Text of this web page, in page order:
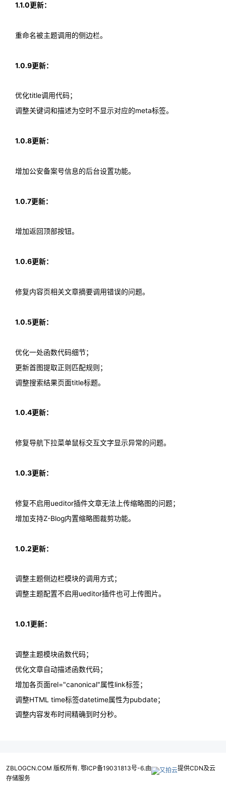
1.1.0更新：
重命名被主题调用的侧边栏。
1.0.9更新：
优化title调用代码；
调整关键词和描述为空时不显示对应的meta标签。
1.0.8更新：
增加公安备案号信息的后台设置功能。
1.0.7更新：
增加返回顶部按钮。
1.0.6更新：
修复内容页相关文章摘要调用错误的问题。
1.0.5更新：
优化一处函数代码细节；
更新首图提取正则匹配规则；
调整搜索结果页面title标题。
1.0.4更新：
修复导航下拉菜单鼠标交互文字显示异常的问题。
1.0.3更新：
修复不启用ueditor插件文章无法上传缩略图的问题；
增加支持Z-Blog内置缩略图裁剪功能。
1.0.2更新：
调整主题侧边栏模块的调用方式；
调整主题配置不启用ueditor插件也可上传图片。
1.0.1更新：
调整主题模块函数代码；
优化文章自动描述函数代码；
增加各页面rel="canonical"属性link标签；
调整HTML time标签datetime属性为pubdate；
调整内容发布时间精确到时分秒。
ZBLOGCN.COM 版权所有. 鄂ICP备19031813号-6.由
提供CDN及云
存储服务